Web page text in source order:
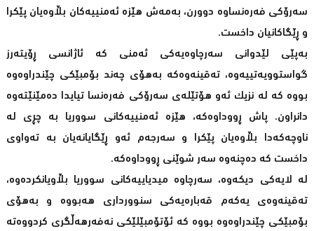
سەرۆکی فەرەنساوە دوورن، بەمەش هێزە ئەمنییەکان بڵاوەیان پێکرا
و ڕێگاکانیان داخست.
بەپێی لێدوانی سەرچاوەیەکی ئەمنی کە ئاژانسی ڕۆیتەرز
گواستوویەتییەوە، تەقینەوەکە بەهۆی چەند بۆمبێکی چێندراوەوە
بووە کە لە نزیک ئەو هۆتێلەی سەرۆکی فەرەنسا تیایدا دەمێنێتەوە
دانراون. پاش ڕووداوەکە، هێزە ئەمنییەکانی سووریا بە چڕی لە
ناوچەکەدا بڵاوەیان پێکرا و سەرجەم ئەو ڕێگایانەیان بە تەواوی
داخست کە دەچنەوە سەر شوێنی ڕووداوەکە.
لە لایەکی دیکەوە، سەرچاوە میدیاییەکانی سووریا بڵاویانکردەوە،
تەقینەوەی یەکەم قەبارەیەکی سنوورداری هەبووە و بەهۆی
بۆمبێکی چێندراوەوە بووە کە ئۆتۆمبێلێکی نەفەرهەڵگری کردووەتە